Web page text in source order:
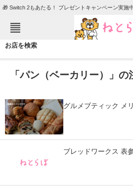
🎁 Switch 2もあたる！ プレゼントキャンペーン実施中
ねとらぼメニュー
エンタメ クイズ
住まい
動物
お店を検索
「パン（ベーカリー）」
グルメブティック メ
ブレッドワークス 表